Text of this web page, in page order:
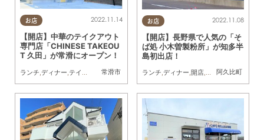
お店
常滑市
2022.11.14
【開店】中華のテイクアウト
専門店「CHINESE TAKEOU
T 久田」が常滑にオープン！
ランチ ディナー テイクアウト ,開店 おひとりさま
お店
阿久比町
2022.11.08
【開店】長野県で人気の「そ
ば処 小木曽製粉所」が知多半
島初出店！
ランチ,ディナー,開店,家族